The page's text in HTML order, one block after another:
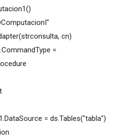
cn)
=
= ds.Tables("tabla")